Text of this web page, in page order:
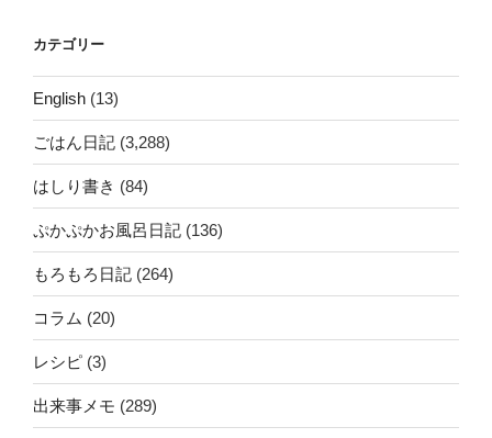
カテゴリー
English (13)
ごはん日記 (3,288)
はしり書き (84)
ぷかぷかお風呂日記 (136)
もろもろ日記 (264)
コラム (20)
レシピ (3)
出来事メモ (289)